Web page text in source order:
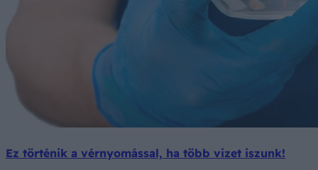
Ez történik a vérnyomással, ha több vizet iszunk!